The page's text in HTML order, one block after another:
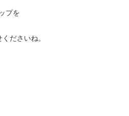
プを
ださいね。